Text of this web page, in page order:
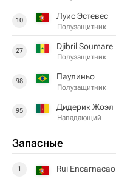
10 Луис Эстевес
Полузащитник
27 Djibril Soumare
Полузащитник
98 Паулиньо
Полузащитник
95 Дидерик Жоэл
Нападающий
Запасные
1 Rui Encarnacao